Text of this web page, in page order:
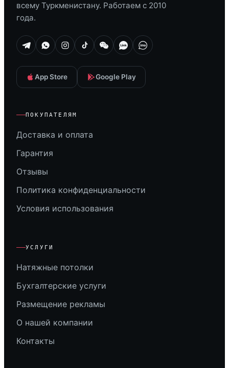
всему Туркменистану. Работаем с 2010
года.
App Store Google Play
ПОКУПАТЕЛЯМ
Доставка и оплата
Гарантия
Отзывы
Политика конфиденциальности
Условия использования
УСЛУГИ
Натяжные потолки
Бухгалтерские услуги
Размещение рекламы
О нашей компании
Контакты